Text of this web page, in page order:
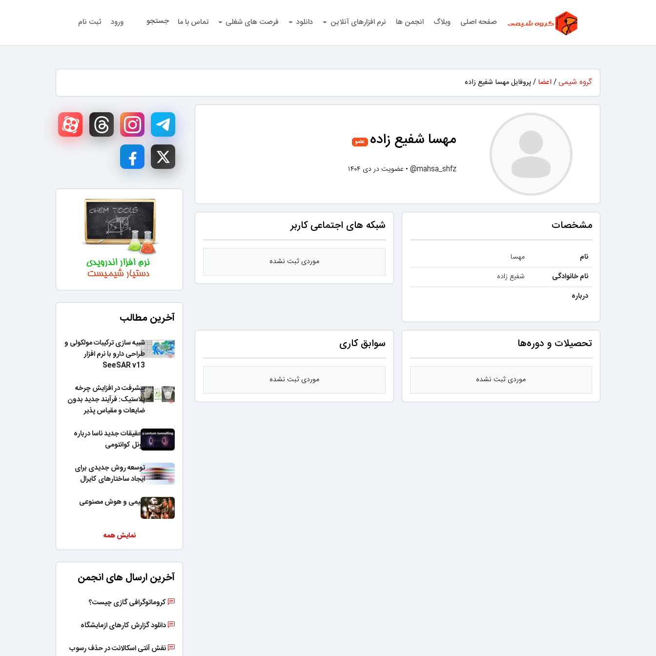
صفحه اصلی وبلاگ انجمن ها نرم افزارهای آنلاین دانلود فرصت های شغلی تماس با ما جستجو ورود ثبت نام
گروه شیمی / اعضا / پروفایل مهسا شفیع زاده
مهسا شفیع زاده عضو
@mahsa_shfz
• عضویت در دی ۱۴۰۴
مشخصات
نام
مهسا
نام خانوادگی
شفیع زاده
درباره
شبکه های اجتماعی کاربر
موردی ثبت نشده
تحصیلات و دوره‌ها
موردی ثبت نشده
سوابق کاری
موردی ثبت نشده
آخرین مطالب
شبیه سازی ترکیبات مولکولی و
طراحی دارو با نرم افزار
SeeSAR v13
پیشرفت در افزایش چرخه
پلاستیک: فرآیند جدید بدون
ضایعات و مقیاس پذیر
تحقیقات جدید ناسا درباره
تونل کوانتومی
توسعه روش جدیدی برای
ایجاد ساختارهای کایرال
شیمی و هوش مصنوعی
نمایش همه
آخرین ارسال های انجمن
کروماتوگرافی گازی چیست؟
دانلود گزارش کارهای ازمایشگاه
نقش آنتی اسکالانت در حذف رسوب